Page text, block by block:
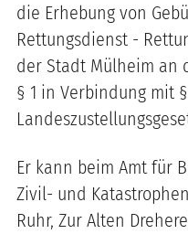
die Erhebung von
Rettungsdienst -
der Stadt Mülheim an
§ 1 in Verbindung mit
Er kann beim Amt für
Zivil- und
Ruhr, Zur Alten